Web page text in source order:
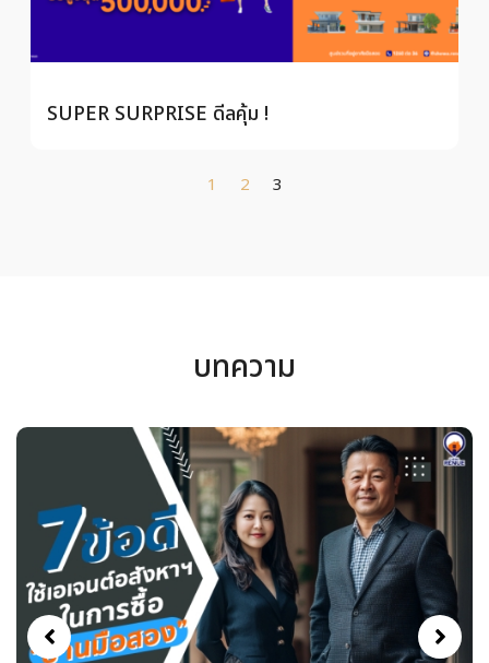
SUPER SURPRISE ดีลคุ้ม !
1 2 3
บทความ